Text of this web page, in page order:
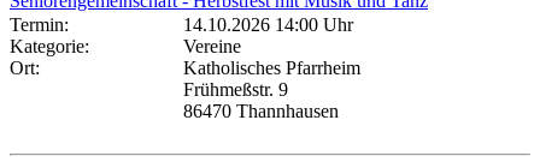
Termin:
14.10.2026 14:00 Uhr
Kategorie:
Vereine
Ort:
Katholisches Pfarrheim
Frühmeßstr. 9
86470 Thannhausen